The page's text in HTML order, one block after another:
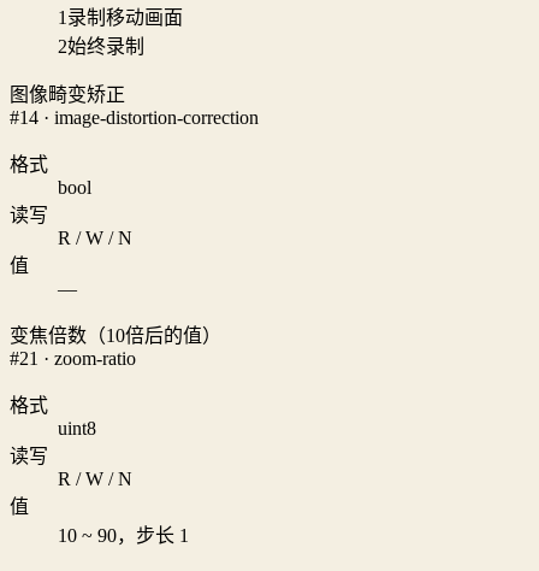
1 录制移动画面
2始终录制
图像畸变矫正
#14 · image-distortion-correction
格式
bool
读写
R / W / N
值
—
变焦倍数（10倍后的值）
#21 · zoom-ratio
格式
uint8
读写
R / W / N
值
10 ~ 90，步长 1